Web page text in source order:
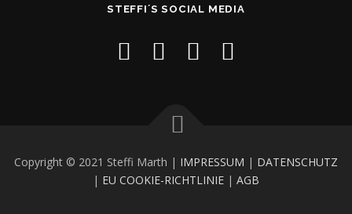
STEFFI´S SOCIAL MEDIA
Copyright © 2021 Steffi Marth | IMPRESSUM | DATENSCHUTZ
| EU COOKIE-RICHTLINIE | AGB